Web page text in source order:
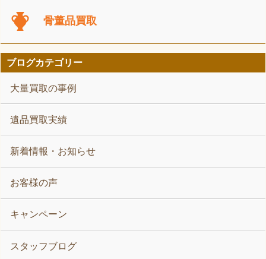
骨董品買取
ブログカテゴリー
大量買取の事例
遺品買取実績
新着情報・お知らせ
お客様の声
キャンペーン
スタッフブログ